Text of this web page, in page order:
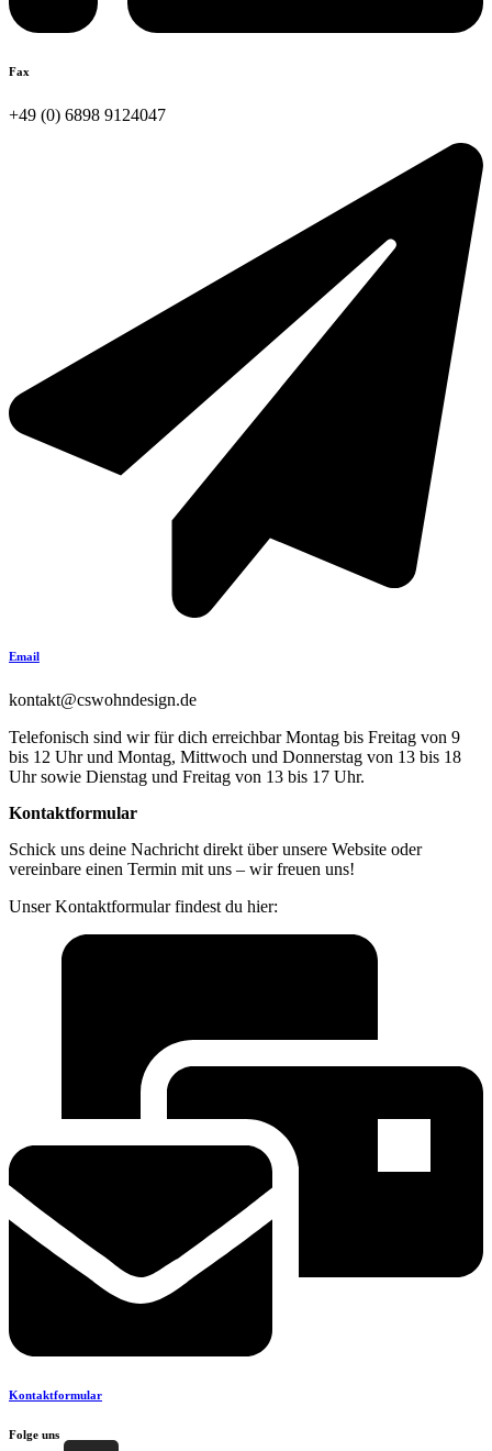
Fax
+49 (0) 6898 9124047
Email
kontakt@cswohndesign.de
Telefonisch sind wir für dich erreichbar Montag bis Freitag von 9
bis 12 Uhr und Montag, Mittwoch und Donnerstag von 13 bis 18
Uhr sowie Dienstag und Freitag von 13 bis 17 Uhr.
Kontaktformular
Schick uns deine Nachricht direkt über unsere Website oder
vereinbare einen Termin mit uns – wir freuen uns!
Unser Kontaktformular findest du hier:
Kontaktformular
Folge uns